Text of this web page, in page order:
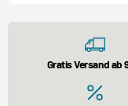
Gratis Versand ab